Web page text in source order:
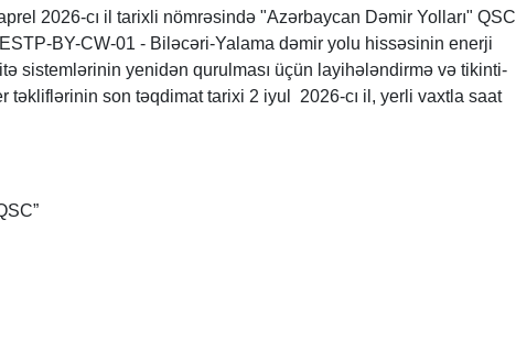
2026-cı il tarixli nömrəsində "Azərbaycan Dəmir Yolları" QSC
BY-CW-01 - Biləcəri-Yalama dəmir yolu hissəsinin enerji
sistemlərinin yenidən qurulması üçün layihələndirmə və tikinti-
təkliflərinin son təqdimat tarixi 2 iyul 2026-cı il, yerli vaxtla saat